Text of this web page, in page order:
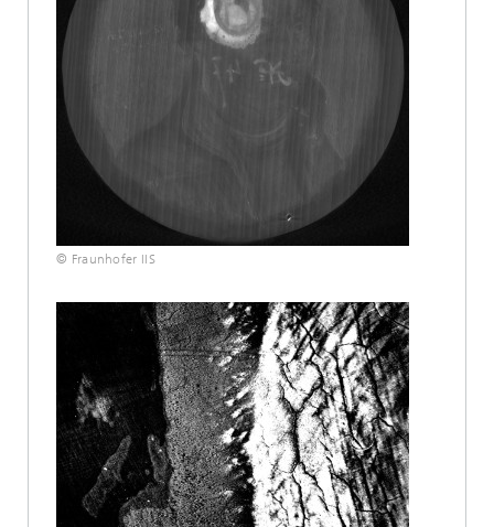
© Fraunhofer IIS